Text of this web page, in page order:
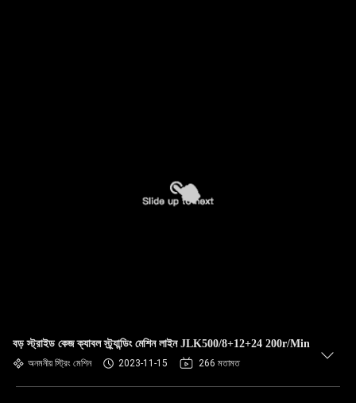
বড় স্ট্রাইড কেজ ক্যাবল স্ট্র্যান্ডিং মেশিন লাইন JLK500/8+12+24 200r/Min
অনমনীয় স্ট্রিং মেশিন 2023-11-15 266 মতামত